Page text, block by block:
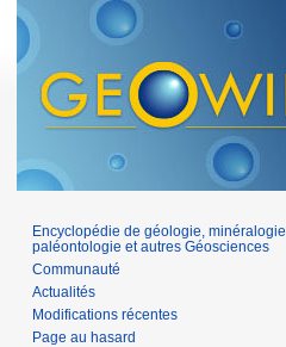
Encyclopédie de géologie, minéralogie,
paléontologie et autres Géosciences
Communauté
Actualités
Modifications récentes
Page au hasard